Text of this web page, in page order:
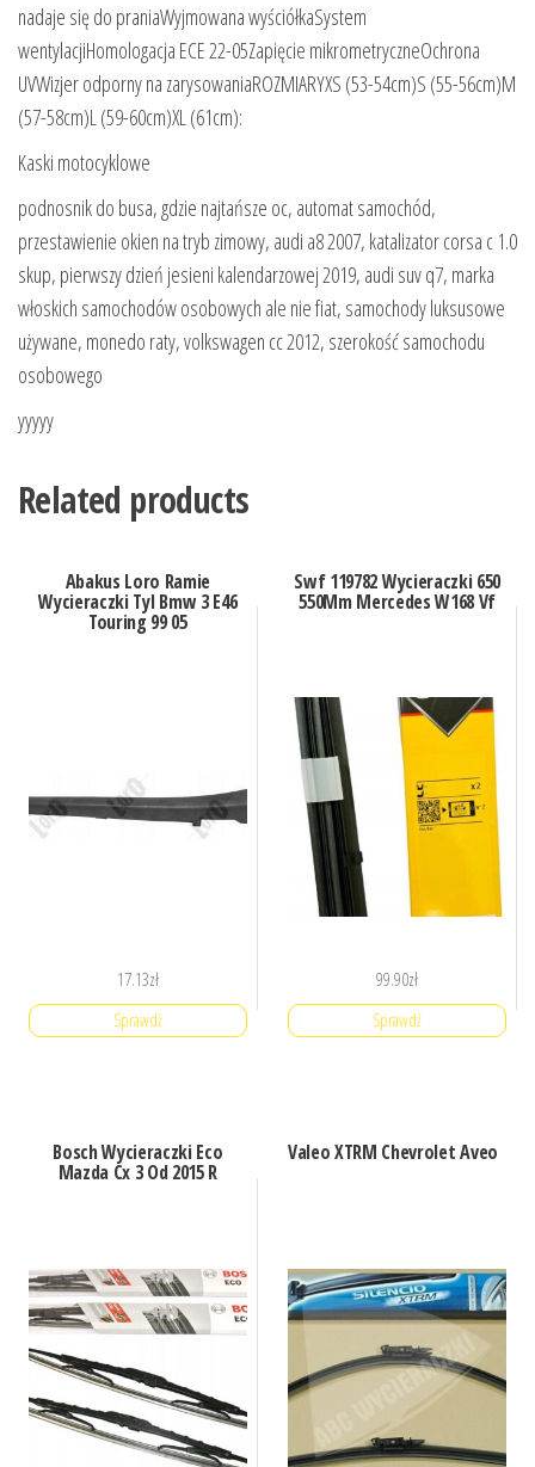
nadaje się do praniaWyjmowana wyściółkaSystem
wentylacjiHomologacja ECE 22-05Zapięcie mikrometryczneOchrona
UVWizjer odporny na zarysowaniaROZMIARYXS (53-54cm)S (55-56cm)M
(57-58cm)L (59-60cm)XL (61cm):
Kaski motocyklowe
podnosnik do busa, gdzie najtańsze oc, automat samochód,
przestawienie okien na tryb zimowy, audi a8 2007, katalizator corsa c 1.0
skup, pierwszy dzień jesieni kalendarzowej 2019, audi suv q7, marka
włoskich samochodów osobowych ale nie fiat, samochody luksusowe
używane, monedo raty, volkswagen cc 2012, szerokość samochodu
osobowego
yyyyy
Related products
Abakus Loro Ramie
Wycieraczki Tyl Bmw 3 E46
Touring 99 05
17.13zł
Sprawdź
Swf 119782 Wycieraczki 650
550Mm Mercedes W168 Vf
99.90zł
Sprawdź
Bosch Wycieraczki Eco
Mazda Cx 3 Od 2015 R
Valeo XTRM Chevrolet Aveo